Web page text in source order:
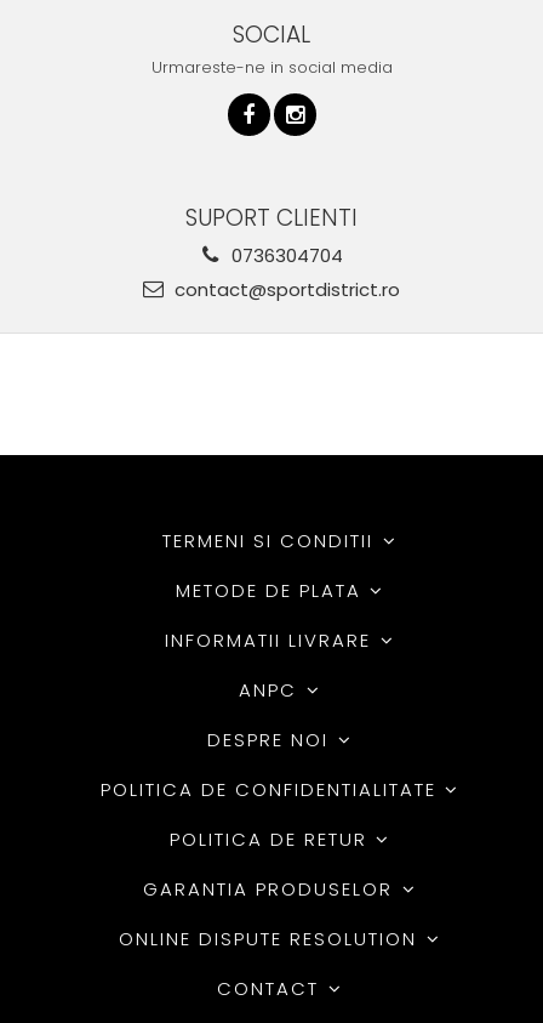
SOCIAL
Urmareste-ne in social media
SUPORT CLIENTI
0736304704
contact@sportdistrict.ro
TERMENI SI CONDITII
METODE DE PLATA
INFORMATII LIVRARE
ANPC
DESPRE NOI
POLITICA DE CONFIDENTIALITATE
POLITICA DE RETUR
GARANTIA PRODUSELOR
ONLINE DISPUTE RESOLUTION
CONTACT